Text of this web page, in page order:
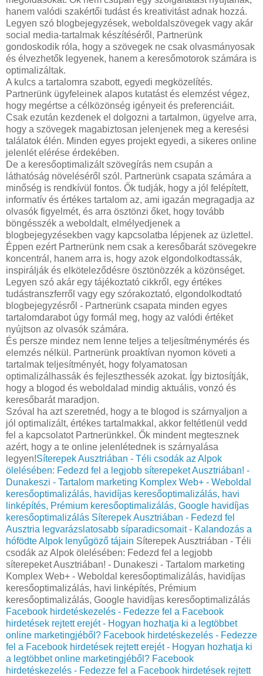
hanem valódi szakértői tudást és kreativitást adnak hozzá.
Legyen szó blogbejegyzések, weboldalszövegek vagy akár
social media-tartalmak készítéséről, Partnerünk
gondoskodik róla, hogy a szövegek ne csak olvasmányosak
és élvezhetők legyenek, hanem a keresőmotorok számára is
optimalizáltak.
A kulcs a tartalomra szabott, egyedi megközelítés.
Partnerünk ügyfeleinek alapos kutatást és elemzést végez,
hogy megértse a célközönség igényeit és preferenciáit.
Csak ezután kezdenek el dolgozni a tartalmon, ügyelve arra,
hogy a szövegek magabiztosan jelenjenek meg a keresési
találatok élén. Minden egyes projekt egyedi, a sikeres online
jelenlét elérése érdekében.
De a keresőoptimalizált szövegírás nem csupán a
láthatóság növeléséről szól. Partnerünk csapata számára a
minőség is rendkívül fontos. Ők tudják, hogy a jól felépített,
informatív és értékes tartalom az, ami igazán megragadja az
olvasók figyelmét, és arra ösztönzi őket, hogy tovább
böngésszék a weboldalt, elmélyedjenek a
blogbejegyzésekben vagy kapcsolatba lépjenek az üzlettel.
Éppen ezért Partnerünk nem csak a keresőbarát szövegekre
koncentrál, hanem arra is, hogy azok elgondolkodtassák,
inspirálják és elköteleződésre ösztönözzék a közönséget.
Legyen szó akár egy tájékoztató cikkről, egy értékes
tudástranszferről vagy egy szórakoztató, elgondolkodtató
blogbejegyzésről - Partnerünk csapata minden egyes
tartalomdarabot úgy formál meg, hogy az valódi értéket
nyújtson az olvasók számára.
És persze mindez nem lenne teljes a teljesítménymérés és
elemzés nélkül. Partnerünk proaktívan nyomon követi a
tartalmak teljesítményét, hogy folyamatosan
optimalizálhassák és fejleszthessék azokat. Így biztosítják,
hogy a blogod és weboldalad mindig aktuális, vonzó és
keresőbarát maradjon.
Szóval ha azt szeretnéd, hogy a te blogod is szárnyaljon a
jól optimalizált, értékes tartalmakkal, akkor feltétlenül vedd
fel a kapcsolatot Partnerünkkel. Ők mindent megtesznek
azért, hogy a te online jelenlétednek is szárnyalása
legyen!Síterepek Ausztriában - Téli csodák az Alpok
ölelésében: Fedezd fel a legjobb síterepeket Ausztriában! -
Dunakeszi - Tartalom marketing Komplex Web+ - Weboldal
keresőoptimalizálás, havidíjas keresőoptimalizálás, havi
linképítés, Prémium keresőoptimalizálás, Google havidíjas
keresőoptimalizálás Síterepek Ausztriában - Fedezd fel
Ausztria legvarázslatosabb síparadicsomait - Kalandozás a
hófödte Alpok lenyűgöző tájain Síterepek Ausztriában - Téli
csodák az Alpok ölelésében: Fedezd fel a legjobb
síterepeket Ausztriában! - Dunakeszi - Tartalom marketing
Komplex Web+ - Weboldal keresőoptimalizálás, havidíjas
keresőoptimalizálás, havi linképítés, Prémium
keresőoptimalizálás, Google havidíjas keresőoptimalizálás
Facebook hirdetéskezelés - Fedezze fel a Facebook
hirdetések rejtett erejét - Hogyan hozhatja ki a legtöbbet
online marketingjéből? Facebook hirdetéskezelés - Fedezze
fel a Facebook hirdetések rejtett erejét - Hogyan hozhatja ki
a legtöbbet online marketingjéből? Facebook
hirdetéskezelés - Fedezze fel a Facebook hirdetések rejtett